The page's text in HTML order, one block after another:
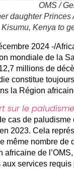
OMS /
daughter
Kisumu, Kenya to
2024 -/
mondiale de la
millions de
constitue
la Région
sur le
cas de
2023. Cela
même nombre
africaine de
aux services